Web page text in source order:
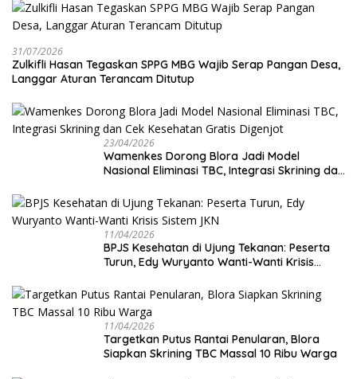
31/07/2026
Zulkifli Hasan Tegaskan SPPG MBG Wajib Serap Pangan Desa,
Langgar Aturan Terancam Ditutup
23/04/2026
Wamenkes Dorong Blora Jadi Model
Nasional Eliminasi TBC, Integrasi Skrining dan
11/04/2026
BPJS Kesehatan di Ujung Tekanan: Peserta
Turun, Edy Wuryanto Wanti-Wanti Krisis
11/04/2026
‎Targetkan Putus Rantai Penularan, Blora
Siapkan Skrining TBC Massal 10 Ribu Warga